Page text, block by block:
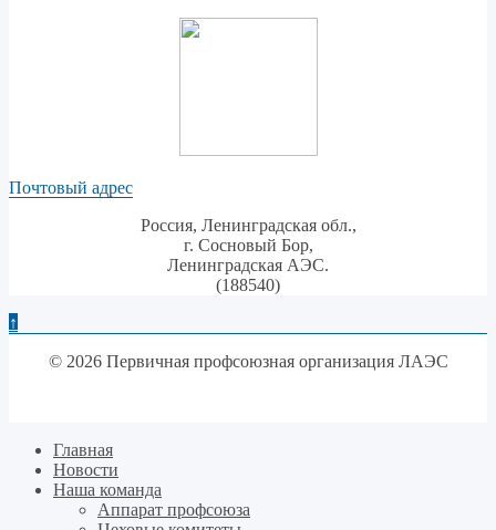
Почтовый адрес
Россия, Ленинградская обл.,
г. Сосновый Бор,
Ленинградская АЭС.
(188540)
↑
© 2026 Первичная профсоюзная организация ЛАЭС
Главная
Новости
Наша команда
Аппарат профсоюза